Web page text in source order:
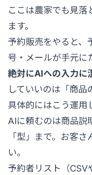
ここは農家でも見落
ます。
予約販売をやると、
号・メールが手元に
絶対にAIへの入力に
していいのは「商品
具体的にはこう運用
AIに頼むのは商品説
「型」まで。お客
い。
予約者リスト（CSV